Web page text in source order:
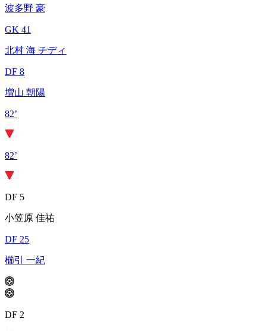
波多野 豪
GK 41
北村 海 チディ
DF 8
増山 朝陽
82’
82’
DF 5
小笠原 佳祐
DF 25
櫛引 一紀
DF 2